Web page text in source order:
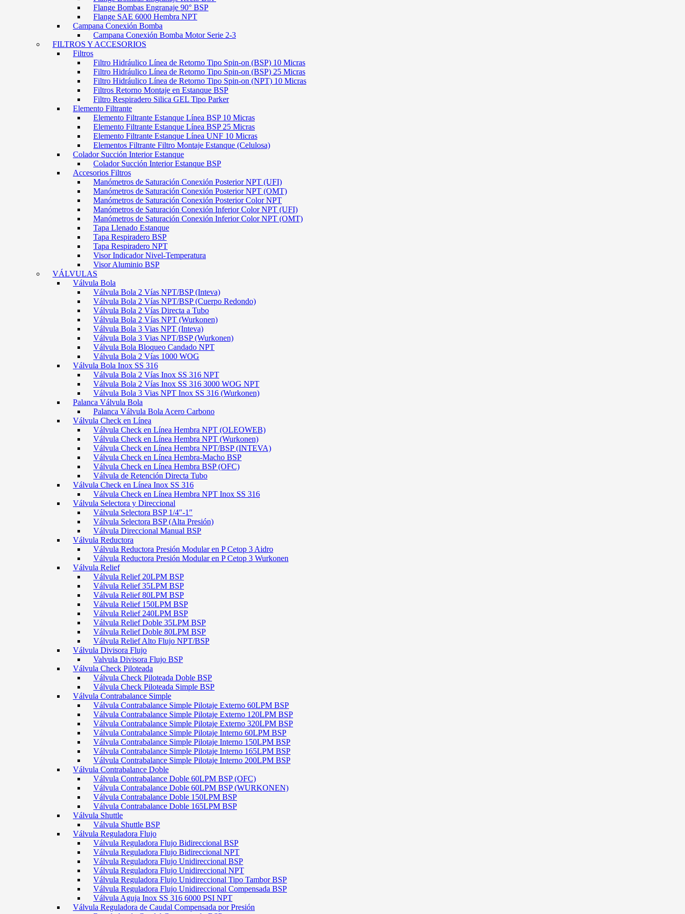
Flange Bombas Engranaje 90° BSP
Flange SAE 6000 Hembra NPT
Campana Conexión Bomba
Campana Conexión Bomba Motor Serie 2-3
FILTROS Y ACCESORIOS
Filtros
Filtro Hidráulico Línea de Retorno Tipo Spin-on (BSP) 10 Micras
Filtro Hidráulico Línea de Retorno Tipo Spin-on (BSP) 25 Micras
Filtro Hidráulico Línea de Retorno Tipo Spin-on (NPT) 10 Micras
Filtros Retorno Montaje en Estanque BSP
Filtro Respiradero Silica GEL Tipo Parker
Elemento Filtrante
Elemento Filtrante Estanque Línea BSP 10 Micras
Elemento Filtrante Estanque Línea BSP 25 Micras
Elemento Filtrante Estanque Línea UNF 10 Micras
Elementos Filtrante Filtro Montaje Estanque (Celulosa)
Colador Succión Interior Estanque
Colador Succión Interior Estanque BSP
Accesorios Filtros
Manómetros de Saturación Conexión Posterior NPT (UFI)
Manómetros de Saturación Conexión Posterior NPT (OMT)
Manómetros de Saturación Conexión Posterior Color NPT
Manómetros de Saturación Conexión Inferior Color NPT (UFI)
Manómetros de Saturación Conexión Inferior Color NPT (OMT)
Tapa Llenado Estanque
Tapa Respiradero BSP
Tapa Respiradero NPT
Visor Indicador Nivel-Temperatura
Visor Aluminio BSP
VÁLVULAS
Válvula Bola
Válvula Bola 2 Vías NPT/BSP (Inteva)
Válvula Bola 2 Vías NPT/BSP (Cuerpo Redondo)
Válvula Bola 2 Vías Directa a Tubo
Válvula Bola 2 Vías NPT (Wurkonen)
Válvula Bola 3 Vias NPT (Inteva)
Válvula Bola 3 Vias NPT/BSP (Wurkonen)
Válvula Bola Bloqueo Candado NPT
Válvula Bola 2 Vías 1000 WOG
Válvula Bola Inox SS 316
Válvula Bola 2 Vías Inox SS 316 NPT
Válvula Bola 2 Vías Inox SS 316 3000 WOG NPT
Válvula Bola 3 Vias NPT Inox SS 316 (Wurkonen)
Palanca Válvula Bola
Palanca Válvula Bola Acero Carbono
Válvula Check en Línea
Válvula Check en Línea Hembra NPT (OLEOWEB)
Válvula Check en Línea Hembra NPT (Wurkonen)
Válvula Check en Línea Hembra NPT/BSP (INTEVA)
Válvula Check en Línea Hembra-Macho BSP
Válvula Check en Línea Hembra BSP (OFC)
Válvula de Retención Directa Tubo
Válvula Check en Línea Inox SS 316
Válvula Check en Línea Hembra NPT Inox SS 316
Válvula Selectora y Direccional
Válvula Selectora BSP 1/4″-1″
Válvula Selectora BSP (Alta Presión)
Válvula Direccional Manual BSP
Válvula Reductora
Válvula Reductora Presión Modular en P Cetop 3 Aidro
Válvula Reductora Presión Modular en P Cetop 3 Wurkonen
Válvula Relief
Válvula Relief 20LPM BSP
Válvula Relief 35LPM BSP
Válvula Relief 80LPM BSP
Válvula Relief 150LPM BSP
Válvula Relief 240LPM BSP
Válvula Relief Doble 35LPM BSP
Válvula Relief Doble 80LPM BSP
Válvula Relief Alto Flujo NPT/BSP
Válvula Divisora Flujo
Valvula Divisora Flujo BSP
Válvula Check Piloteada
Válvula Check Piloteada Doble BSP
Válvula Check Piloteada Simple BSP
Válvula Contrabalance Simple
Válvula Contrabalance Simple Pilotaje Externo 60LPM BSP
Válvula Contrabalance Simple Pilotaje Externo 120LPM BSP
Válvula Contrabalance Simple Pilotaje Externo 320LPM BSP
Válvula Contrabalance Simple Pilotaje Interno 60LPM BSP
Válvula Contrabalance Simple Pilotaje Interno 150LPM BSP
Válvula Contrabalance Simple Pilotaje Interno 165LPM BSP
Válvula Contrabalance Simple Pilotaje Interno 200LPM BSP
Válvula Contrabalance Doble
Válvula Contrabalance Doble 60LPM BSP (OFC)
Válvula Contrabalance Doble 60LPM BSP (WURKONEN)
Válvula Contrabalance Doble 150LPM BSP
Válvula Contrabalance Doble 165LPM BSP
Válvula Shuttle
Válvula Shuttle BSP
Válvula Reguladora Flujo
Válvula Reguladora Flujo Bidireccional BSP
Válvula Reguladora Flujo Bidireccional NPT
Válvula Reguladora Flujo Unidireccional BSP
Válvula Reguladora Flujo Unidireccional NPT
Válvula Reguladora Flujo Unidireccional Tipo Tambor BSP
Válvula Reguladora Flujo Unidireccional Compensada BSP
Válvula Aguja Inox SS 316 6000 PSI NPT
Válvula Reguladora de Caudal Compensada por Presión